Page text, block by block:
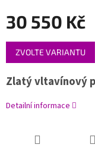
30 550 Kč
Měrná
cena:
ZVOLTE VARIANTU
Zlatý vltavínový
Detailní informace